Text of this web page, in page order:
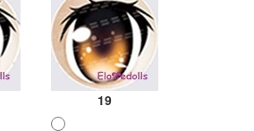
19